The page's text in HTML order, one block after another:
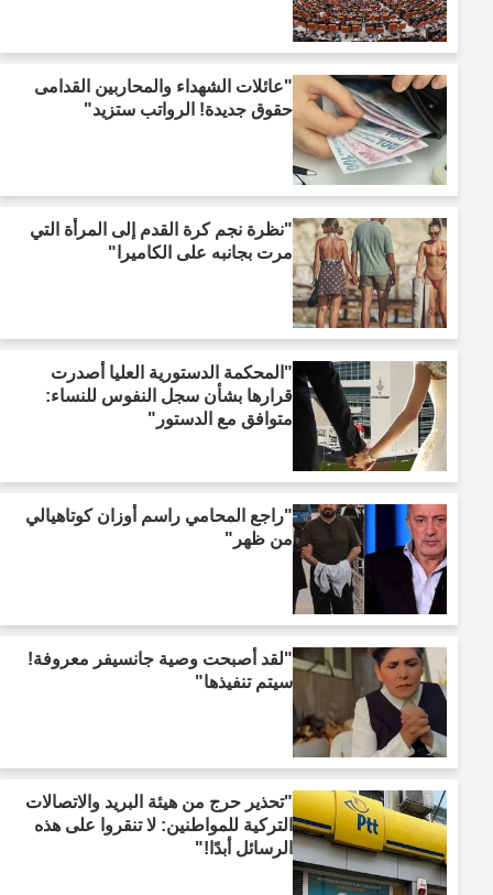
"عائلات الشهداء والمحاربين القدامى
حقوق جديدة! الرواتب ستزيد"
"نظرة نجم كرة القدم إلى المرأة التي
مرت بجانبه على الكاميرا"
"المحكمة الدستورية العليا أصدرت
قرارها بشأن سجل النفوس للنساء:
متوافق مع الدستور"
"راجع المحامي راسم أوزان كوتاهيالي
من ظهر"
"لقد أصبحت وصية جانسيفر معروفة!
سيتم تنفيذها"
"تحذير حرج من هيئة البريد والاتصالات
التركية للمواطنين: لا تنقروا على هذه
الرسائل أبدًا!"